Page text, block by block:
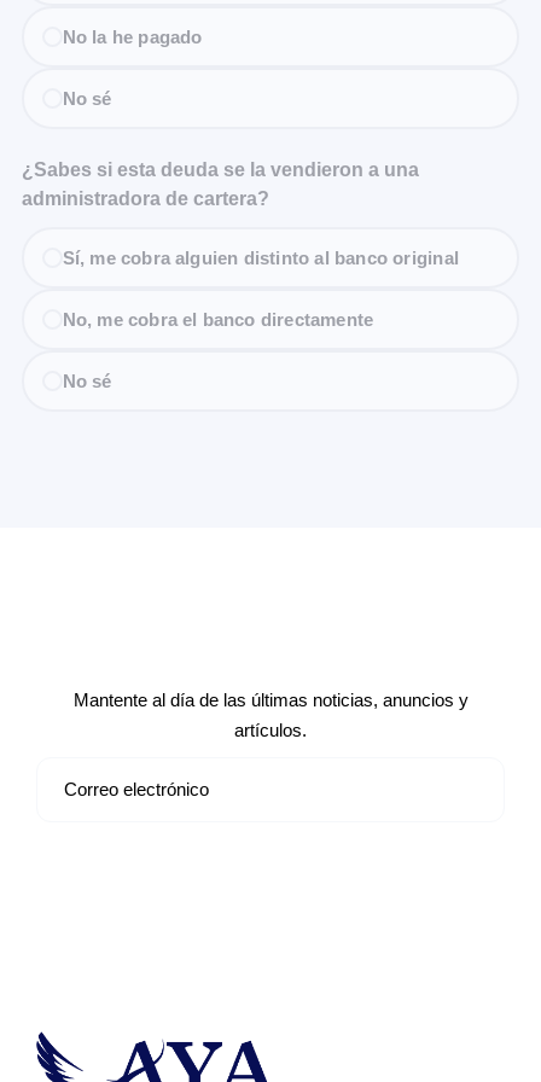
No la he pagado
No sé
¿Sabes si esta deuda se la vendieron a una
administradora de cartera?
Sí, me cobra alguien distinto al banco original
No, me cobra el banco directamente
No sé
Mantente al día de las últimas noticias, anuncios y
artículos.